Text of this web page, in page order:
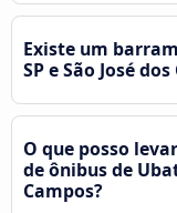
Existe um
SP e São José
O que posso
de ônibus de
Campos?